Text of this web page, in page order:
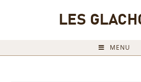
LES
MENU